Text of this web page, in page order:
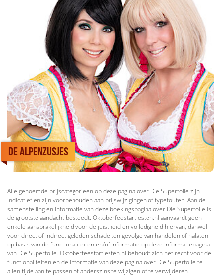
De Alpenzusjes
Alle genoemde prijscategorieën op deze pagina over Die Supertolle zijn
indicatief en zijn voorbehouden aan prijswijzigingen of typefouten. Aan de
samenstelling en informatie van deze boekingspagina over Die Supertolle is
de grootste aandacht besteedt. Oktoberfeestartiesten.nl aanvaardt geen
enkele aansprakelijkheid voor de juistheid en volledigheid hiervan, danwel
voor direct of indirect geleden schade ten gevolge van handelen of nalaten
op basis van de functionaliteiten en/of informatie op deze informatiepagina
van Die Supertolle. Oktoberfeestartiesten.nl behoudt zich het recht voor de
functionaliteiten en de informatie van deze pagina over Die Supertolle te
allen tijde aan te passen of anderszins te wijzigen of te verwijderen.